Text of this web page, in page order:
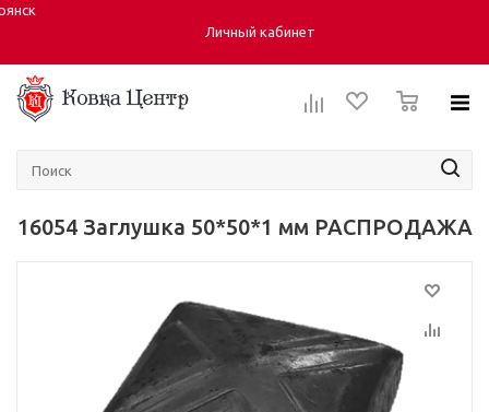
Личный кабинет
16054 Заглушка 50*50*1 мм РАСПРОДАЖА